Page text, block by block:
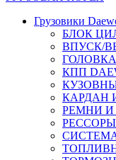
Грузовики
БЛОК
ВПУСК/
ГОЛОВКА
КПП
КАРДАН
РЕМНИ И
РЕССОРЫ